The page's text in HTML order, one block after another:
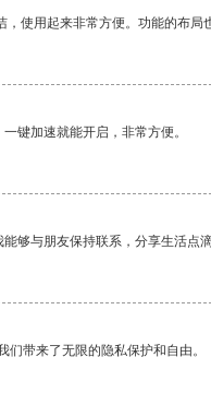
使用起来非常方便。功能的布局
键加速就能开启，非常方便。
够与朋友保持联系，分享生活点滴
带来了无限的隐私保护和自由。